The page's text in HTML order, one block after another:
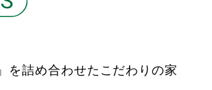
を詰め合わせたこだわりの家